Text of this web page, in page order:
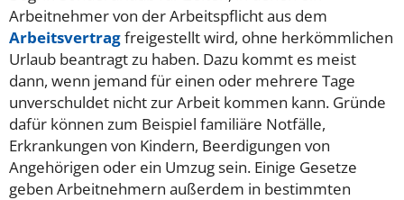
Arbeitnehmer von der Arbeitspflicht aus dem
Arbeitsvertragfreigestellt wird, ohne herkömmlichen
Urlaub beantragt zu haben. Dazu kommt es meist
dann, wenn jemand für einen oder mehrere Tage
unverschuldet nicht zur Arbeit kommen kann. Gründe
dafür können zum Beispiel familiäre Notfälle,
Erkrankungen von Kindern, Beerdigungen von
Angehörigen oder ein Umzug sein. Einige Gesetze
geben Arbeitnehmern außerdem in bestimmten